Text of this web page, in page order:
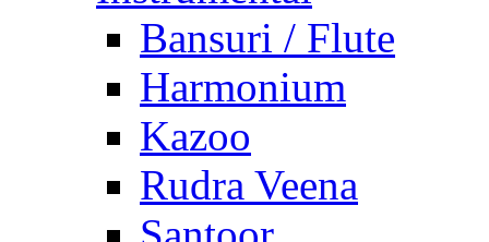
Bansuri / Flute
Harmonium
Kazoo
Rudra Veena